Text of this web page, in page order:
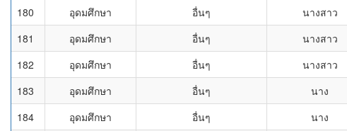
180
อุดมศึกษา อื่นๆ นางสาว
181
อุดมศึกษา อื่นๆ นางสาว
182
อุดมศึกษา อื่นๆ นางสาว
183
อุดมศึกษา อื่นๆ นาง
184
อุดมศึกษา อื่นๆ นาง